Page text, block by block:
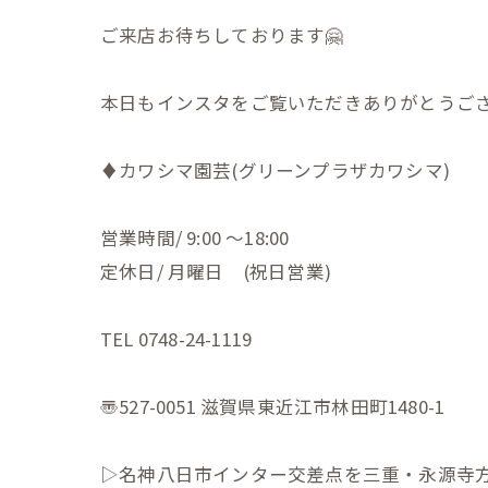
ご来店お待ちしております🤗
本日もインスタをご覧いただきありがとうご
♦︎カワシマ園芸(グリーンプラザカワシマ)
営業時間/ 9:00 〜18:00
定休日/ 月曜日 (祝日営業)
TEL 0748-24-1119
〠527-0051 滋賀県東近江市林田町1480-1
▷名神八日市インター交差点を三重・永源寺